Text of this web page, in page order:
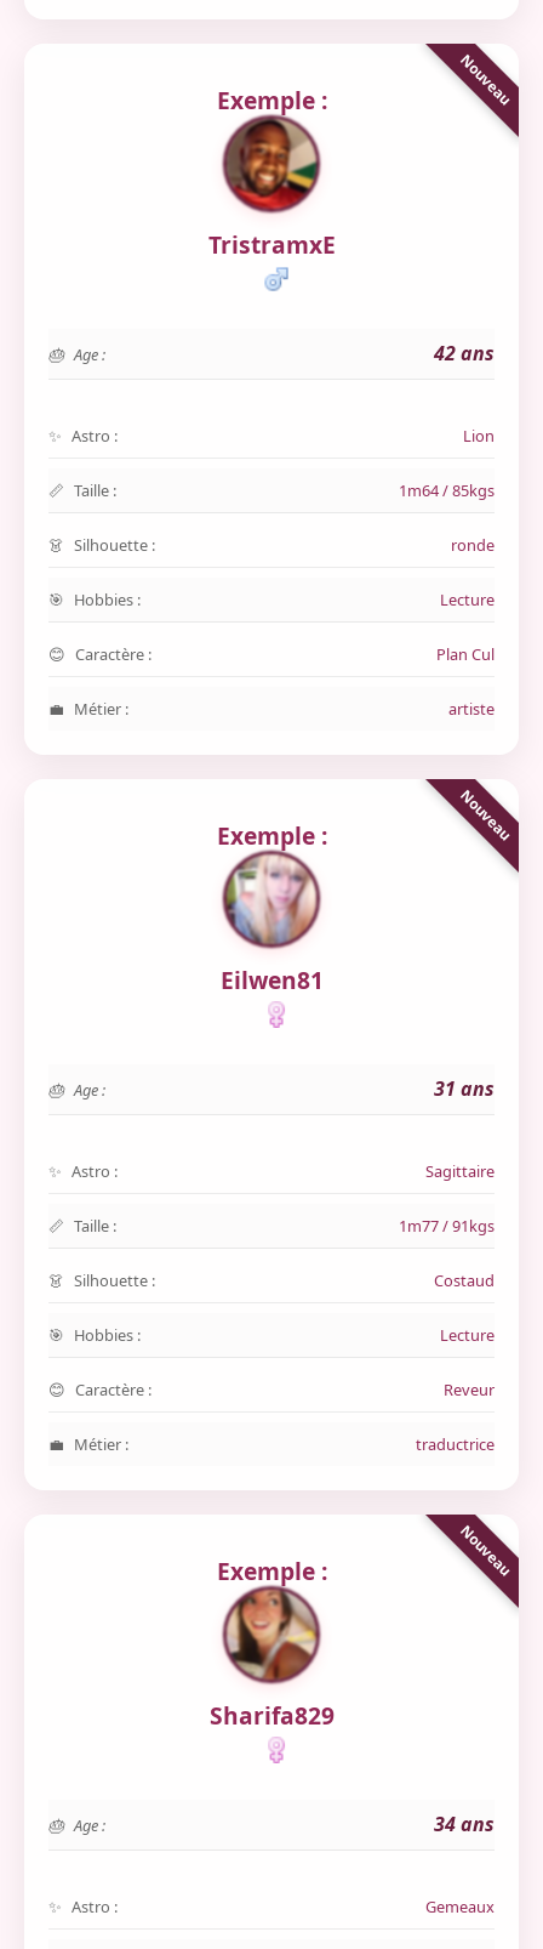
Exemple :
TristramxE
Age : 42 ans
Astro : Lion
Taille : 1m64 / 85kgs
Silhouette : ronde
Hobbies : Lecture
Caractère : Plan Cul
Métier : artiste
Exemple :
Eilwen81
Age : 31 ans
Astro : Sagittaire
Taille : 1m77 / 91kgs
Silhouette : Costaud
Hobbies : Lecture
Caractère : Reveur
Métier : traductrice
Exemple :
Sharifa829
Age : 34 ans
Astro : Gemeaux